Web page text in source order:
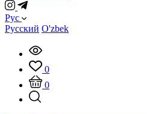
Рус
Русский O'zbek
0
0